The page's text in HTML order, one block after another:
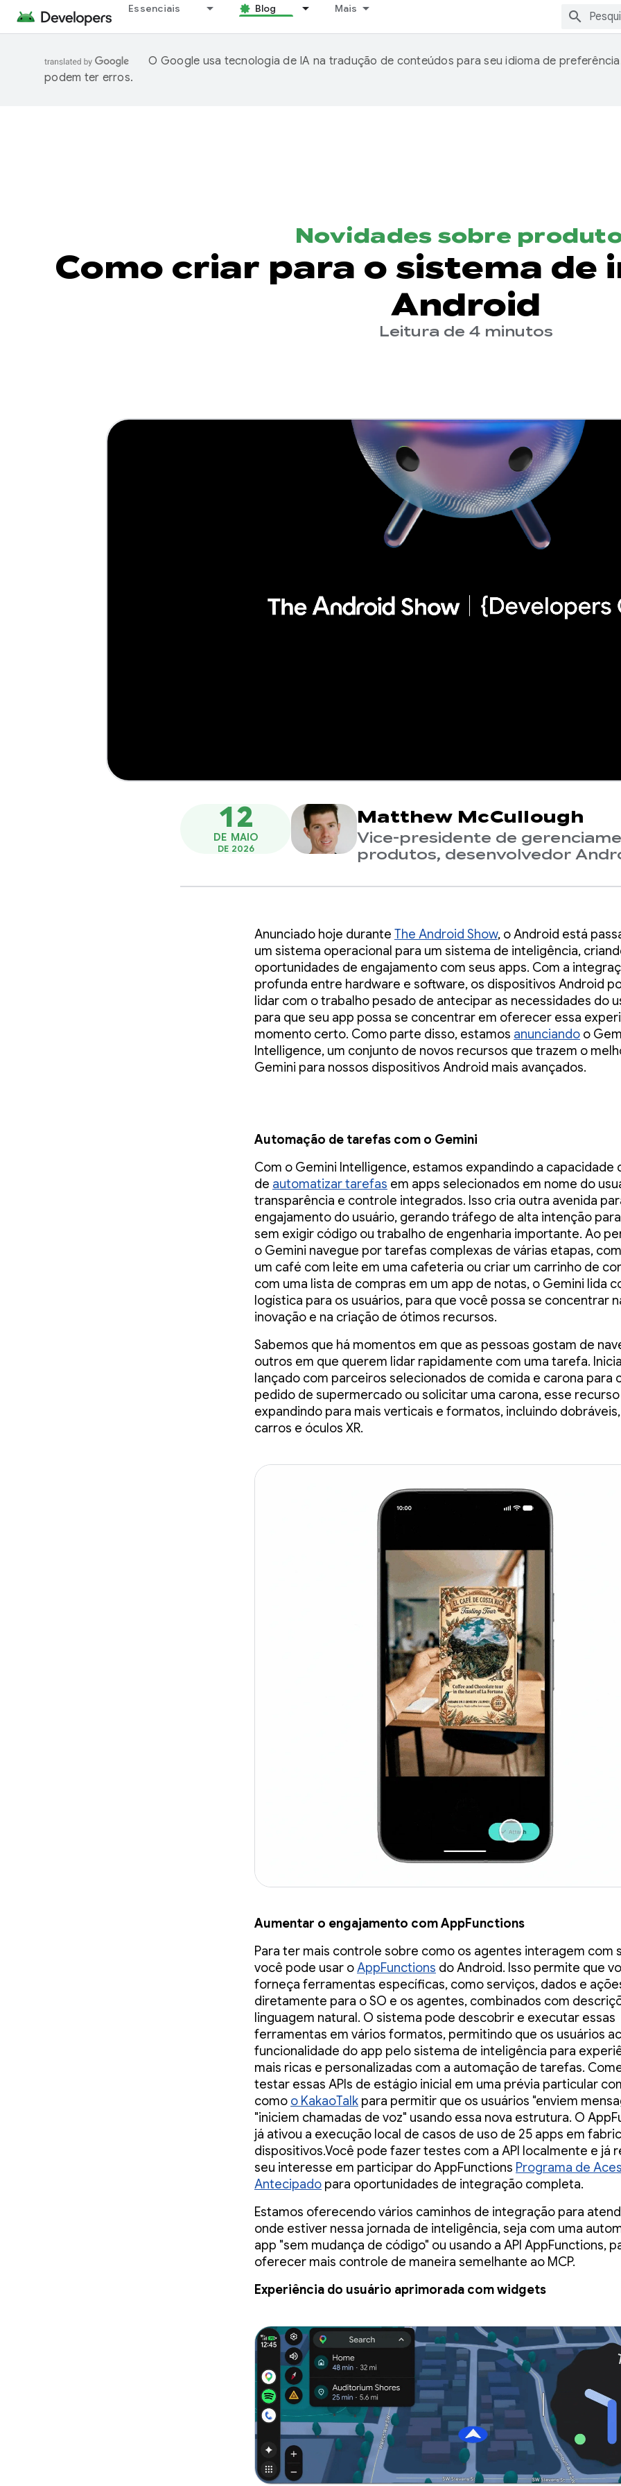
Essenciais Blog Mais
O Google usa tecnologia de IA na tradução de conteúdos para seu idioma de
podem ter erros.
Novidades sobre
Como criar para o sistema de
Android
Leitura de 4 minutos
12
DE MAIO
DE 2026
Matthew McCullough
Vice-presidente de
produtos, desenvolvedor
Anunciado hoje durante The Android Show, o Android está
um sistema operacional para um sistema de inteligência,
oportunidades de engajamento com seus apps. Com a
profunda entre hardware e software, os dispositivos Android
lidar com o trabalho pesado de antecipar as necessidades do
para que seu app possa se concentrar em oferecer essa
momento certo. Como parte disso, estamos anunciando o
Intelligence, um conjunto de novos recursos que trazem o
Gemini para nossos dispositivos Android mais avançados.
Automação de tarefas com o Gemini
Com o Gemini Intelligence, estamos expandindo a capacidade
de automatizar tarefas em apps selecionados em nome do
transparência e controle integrados. Isso cria outra avenida
engajamento do usuário, gerando tráfego de alta intenção
sem exigir código ou trabalho de engenharia importante. Ao
o Gemini navegue por tarefas complexas de várias etapas,
um café com leite em uma cafeteria ou criar um carrinho de
com uma lista de compras em um app de notas, o Gemini lida
logística para os usuários, para que você possa se concentrar
inovação e na criação de ótimos recursos.
Sabemos que há momentos em que as pessoas gostam de
outros em que querem lidar rapidamente com uma tarefa.
lançado com parceiros selecionados de comida e carona para
pedido de supermercado ou solicitar uma carona, esse
expandindo para mais verticais e formatos, incluindo
carros e óculos XR.
Aumentar o engajamento com AppFunctions
Para ter mais controle sobre como os agentes interagem com
você pode usar oAppFunctions do Android. Isso permite que
forneça ferramentas específicas, como serviços, dados e
diretamente para o SO e os agentes, combinados com
linguagem natural. O sistema pode descobrir e executar essas
ferramentas em vários formatos, permitindo que os usuários
funcionalidade do app pelo sistema de inteligência para
mais ricas e personalizadas com a automação de tarefas.
testar essas APIs de estágio inicial em uma prévia particular
como o KakaoTalk para permitir que os usuários "enviem
"iniciem chamadas de voz" usando essa nova estrutura. O
já ativou a execução local de casos de uso de 25 apps em
dispositivos.Você pode fazer testes com a API localmente e já
seu interesse em participar do AppFunctions Programa de
Antecipado para oportunidades de integração completa.
Estamos oferecendo vários caminhos de integração para
onde estiver nessa jornada de inteligência, seja com uma
app "sem mudança de código" ou usando a API AppFunctions,
oferecer mais controle de maneira semelhante ao MCP.
Experiência do usuário aprimorada com widgets